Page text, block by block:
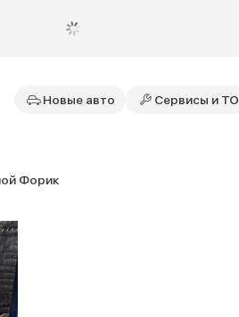
Новые авто Сервисы и ТО
Форик